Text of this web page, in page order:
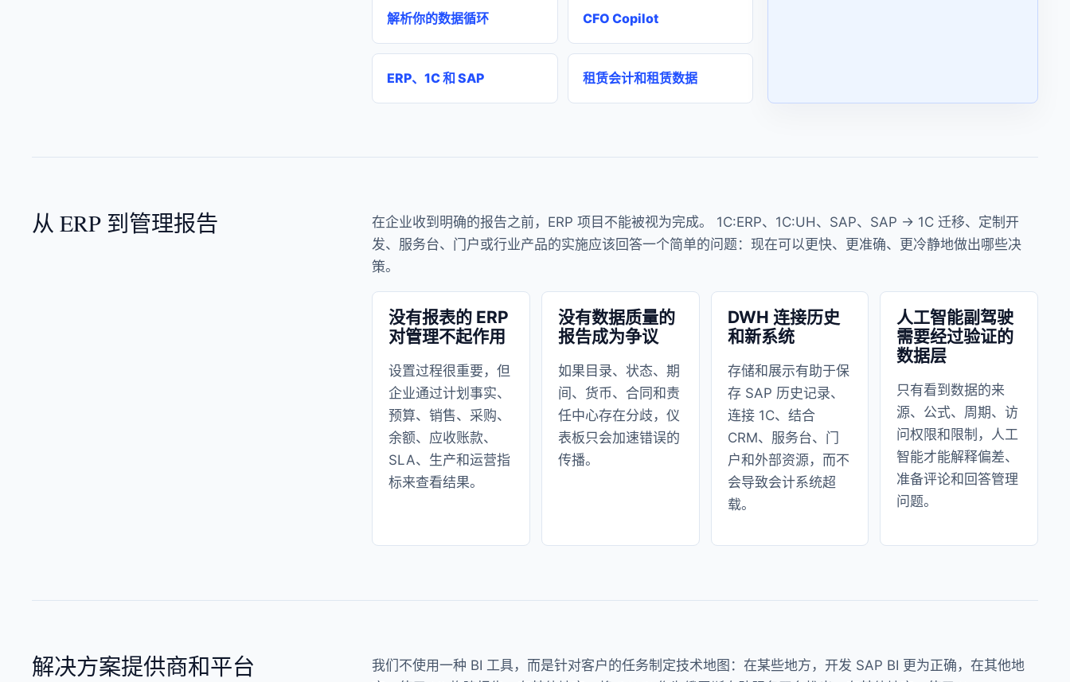
解析你的数据循环 CFO Copilot
ERP、1C 和 SAP 租赁会计和租赁数据
从 ERP 到管理报告
在企业收到明确的报告之前，ERP 项目不能被视为完成。 1C:ERP、1C:UH、SAP、SAP → 1C 迁移、定制开
发、服务台、门户或行业产品的实施应该回答一个简单的问题：现在可以更快、更准确、更冷静地做出哪些决
策。
没有报表的 ERP
对管理不起作用
设置过程很重要，但
企业通过计划事实、
预算、销售、采购、
余额、应收账款、
SLA、生产和运营指
标来查看结果。
没有数据质量的
报告成为争议
如果目录、状态、期
间、货币、合同和责
任中心存在分歧，仪
表板只会加速错误的
传播。
DWH 连接历史
和新系统
存储和展示有助于保
存 SAP 历史记录、
连接 1C、结合
CRM、服务台、门
户和外部资源，而不
会导致会计系统超
载。
人工智能副驾驶
需要经过验证的
数据层
只有看到数据的来
源、公式、周期、访
问权限和限制，人工
智能才能解释偏差、
准备评论和回答管理
问题。
解决方案提供商和平台
我们不使用一种 BI 工具，而是针对客户的任务制定技术地图：在某些地方，开发 SAP BI 更为正确，在其他地